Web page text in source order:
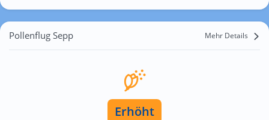
Pollenflug Sepp Mehr Details
Erhöht